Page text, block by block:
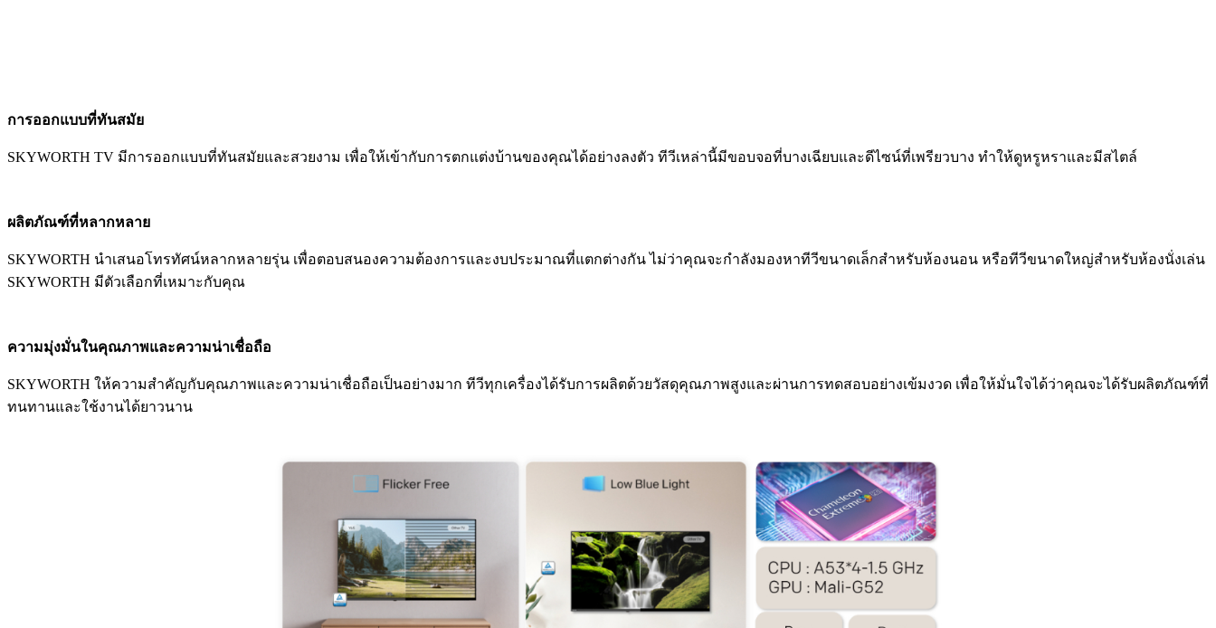
การออกแบบที่ทันสมัย
SKYWORTH TV มีการออกแบบที่ทันสมัยและสวยงาม เพื่อให้เข้ากับการตกแต่งบ้านของคุณได้อย่างลงตัว ทีวีเหล่านี้มีขอบจอที่บางเฉียบและดีไซน์ที่เพรียวบาง ทำให้ดูหรูหราและมีสไตล์
ผลิตภัณฑ์ที่หลากหลาย
SKYWORTH นำเสนอโทรทัศน์หลากหลายรุ่น เพื่อตอบสนองความต้องการและงบประมาณที่แตกต่างกัน ไม่ว่าคุณจะกำลังมองหาทีวีขนาดเล็กสำหรับห้องนอน หรือทีวีขนาดใหญ่สำหรับห้องนั่งเล่น
SKYWORTH มีตัวเลือกที่เหมาะกับคุณ
ความมุ่งมั่นในคุณภาพและความน่าเชื่อถือ
SKYWORTH ให้ความสำคัญกับคุณภาพและความน่าเชื่อถือเป็นอย่างมาก ทีวีทุกเครื่องได้รับการผลิตด้วยวัสดุคุณภาพสูงและผ่านการทดสอบอย่างเข้มงวด เพื่อให้มั่นใจได้ว่าคุณจะได้รับผลิตภัณฑ์ที่
ทนทานและใช้งานได้ยาวนาน